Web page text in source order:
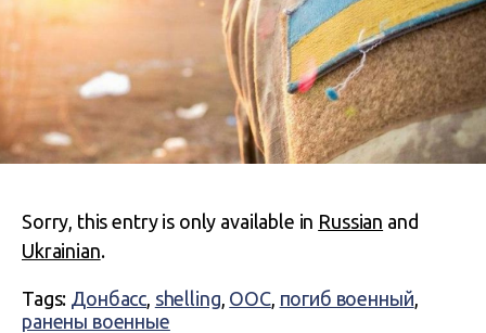
Sorry, this entry is only available in Russian and
Ukrainian.
Tags: Донбасс, shelling, ООС, погиб военный,
ранены военные